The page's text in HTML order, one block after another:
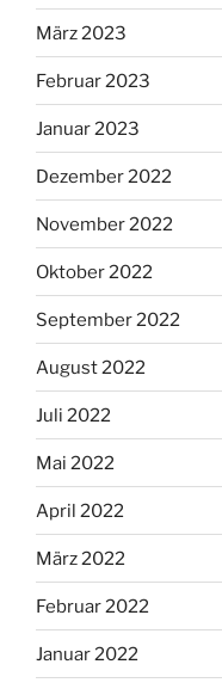
März 2023
Februar 2023
Januar 2023
Dezember 2022
November 2022
Oktober 2022
September 2022
August 2022
Juli 2022
Mai 2022
April 2022
März 2022
Februar 2022
Januar 2022